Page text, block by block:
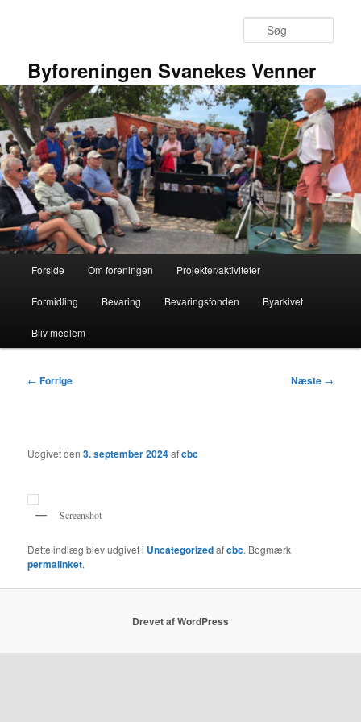
Byforeningen Svanekes Venner
Forside Om foreningen Projekter/aktiviteter
Formidling Bevaring Bevaringsfonden Byarkivet
Bliv medlem
Indlægsnavigation
← Forrige Næste →
Udgivet den3. september 2024afcbc
Screenshot
Dette indlæg blev udgivet i Uncategorizedafcbc. Bogmærk
permalinket.
Drevet af WordPress